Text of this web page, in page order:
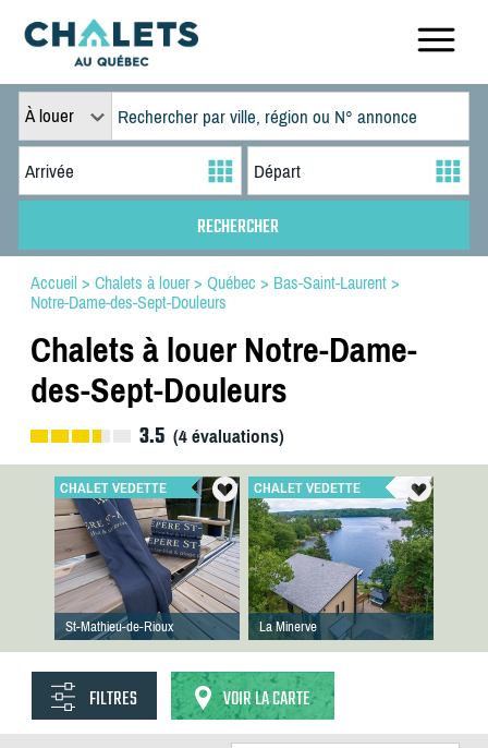
À louer
Accueil > Chalets à louer> Québec > Bas-Saint-Laurent>
Notre-Dame-des-Sept-Douleurs
Chalets à louer Notre-Dame-
des-Sept-Douleurs
3.5 (4évaluations)
CHALET VEDETTE
St-Mathieu-de-Rioux
CHALET VEDETTE
La Minerve
FILTRES VOIR LA CARTE